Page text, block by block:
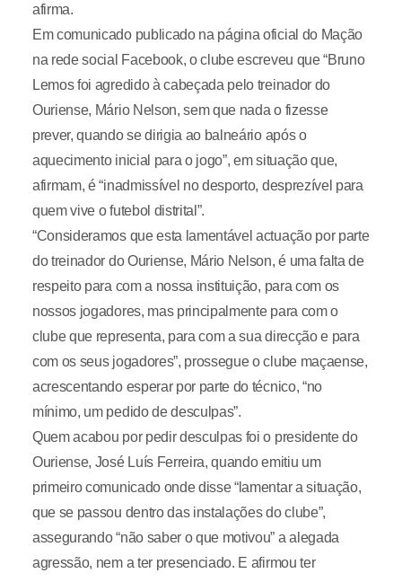
afirma.
Em comunicado publicado na página oficial do Mação
na rede social Facebook, o clube escreveu que “Bruno
Lemos foi agredido à cabeçada pelo treinador do
Ouriense, Mário Nelson, sem que nada o fizesse
prever, quando se dirigia ao balneário após o
aquecimento inicial para o jogo”, em situação que,
afirmam, é “inadmissível no desporto, desprezível para
quem vive o futebol distrital”.
“Consideramos que esta lamentável actuação por parte
do treinador do Ouriense, Mário Nelson, é uma falta de
respeito para com a nossa instituição, para com os
nossos jogadores, mas principalmente para com o
clube que representa, para com a sua direcção e para
com os seus jogadores”, prossegue o clube maçaense,
acrescentando esperar por parte do técnico, “no
mínimo, um pedido de desculpas”.
Quem acabou por pedir desculpas foi o presidente do
Ouriense, José Luís Ferreira, quando emitiu um
primeiro comunicado onde disse “lamentar a situação,
que se passou dentro das instalações do clube”,
assegurando “não saber o que motivou” a alegada
agressão, nem a ter presenciado. E afirmou ter